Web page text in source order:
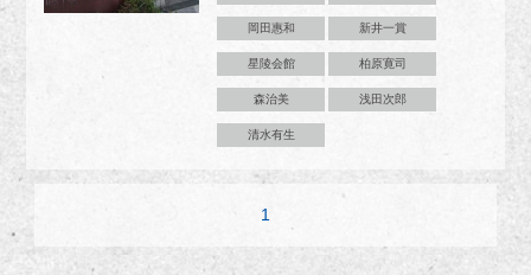
岡田惠和 新井一賞
星陵会館 柏原寛司
森治美 浅田次郎
清水有生
1